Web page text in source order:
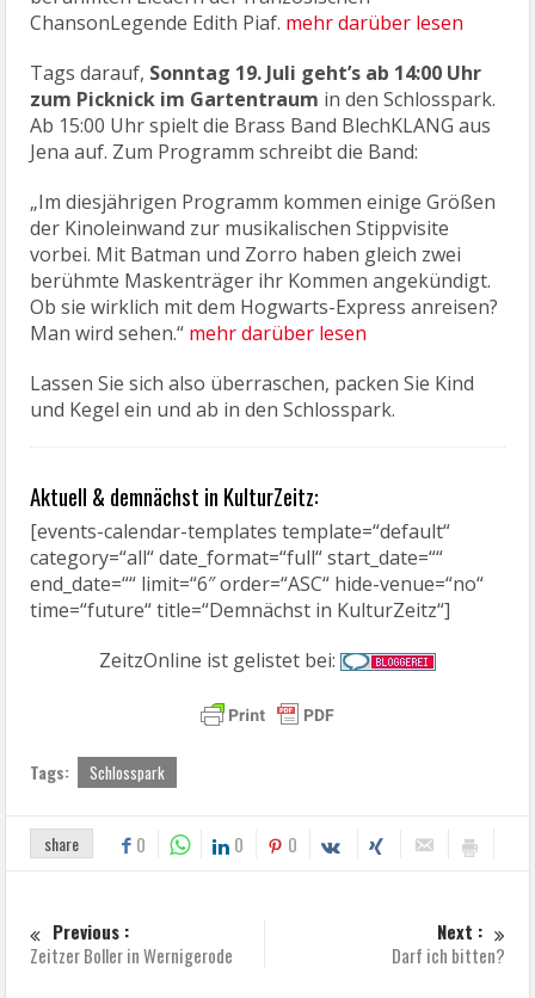
ChansonLegende Edith Piaf. mehr darüber lesen
Tags darauf, Sonntag 19. Juli geht’s ab 14:00 Uhr
zum Picknick im Gartentraum in den Schlosspark.
Ab 15:00 Uhr spielt die Brass Band BlechKLANG aus
Jena auf. Zum Programm schreibt die Band:
„Im diesjährigen Programm kommen einige Größen
der Kinoleinwand zur musikalischen Stippvisite
vorbei. Mit Batman und Zorro haben gleich zwei
berühmte Maskenträger ihr Kommen angekündigt.
Ob sie wirklich mit dem Hogwarts-Express anreisen?
Man wird sehen.“ mehr darüber lesen
Lassen Sie sich also überraschen, packen Sie Kind
und Kegel ein und ab in den Schlosspark.
Aktuell & demnächst in KulturZeitz:
[events-calendar-templates template=“default“
category=“all“ date_format=“full“ start_date=““
end_date=““ limit=“6″ order=“ASC“ hide-venue=“no“
time=“future“ title=“Demnächst in KulturZeitz“]
ZeitzOnline ist gelistet bei:
Tags: Schlosspark
share 0 0 0
Previous :
Zeitzer Boller in Wernigerode
Next :
Darf ich bitten?